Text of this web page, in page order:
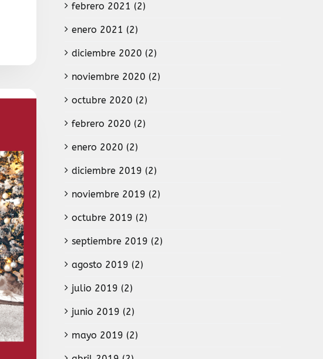
febrero 2021 (2)
enero 2021 (2)
diciembre 2020 (2)
noviembre 2020 (2)
octubre 2020 (2)
febrero 2020 (2)
enero 2020 (2)
diciembre 2019 (2)
noviembre 2019 (2)
octubre 2019 (2)
septiembre 2019 (2)
agosto 2019 (2)
julio 2019 (2)
junio 2019 (2)
mayo 2019 (2)